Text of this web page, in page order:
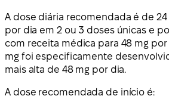
A dose diária recomendada é de
por dia em 2 ou 3 doses únicas e
com receita médica para 48 mg por
mg foi especificamente
mais alta de 48 mg por dia.
A dose recomendada de início é: